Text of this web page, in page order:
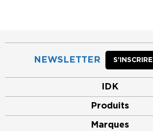
NEWSLETTER S’INSCRIRE
IDK
Produits
Marques